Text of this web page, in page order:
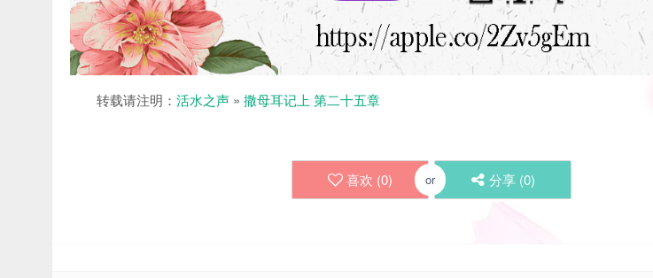
转载请注明： 活水之声 » 撒母耳记上 第二十五章
喜欢 (0) or 分享 (0)